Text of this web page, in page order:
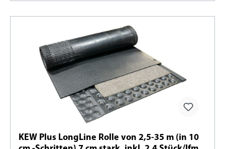
KEW Plus LongLine Rolle von 2,5-35 m (in 10